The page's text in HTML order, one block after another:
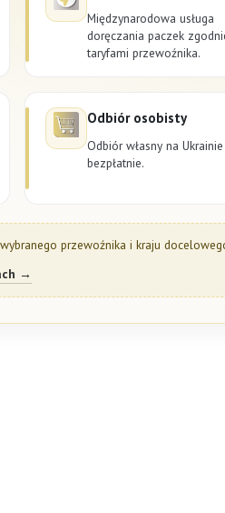
Międzynarodowa usługa
doręczania paczek
taryfami przewoźnika.
Odbiór osobisty
Odbiór własny na
bezpłatnie.
przewoźnika i kraju
→